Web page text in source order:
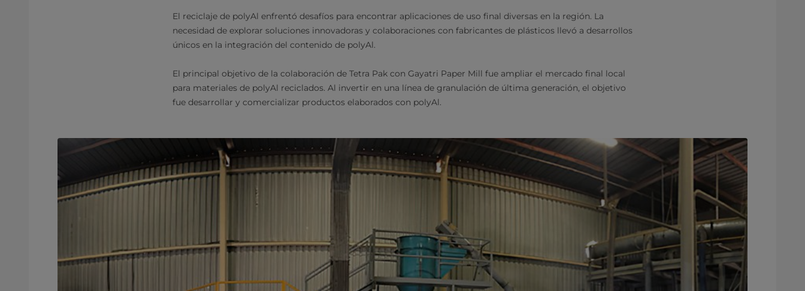
El reciclaje de polyAl enfrentó desafíos para encontrar aplicaciones de uso final diversas en la región. La
necesidad de explorar soluciones innovadoras y colaboraciones con fabricantes de plásticos llevó a desarrollos
únicos en la integración del contenido de polyAl.
El principal objetivo de la colaboración de Tetra Pak con Gayatri Paper Mill fue ampliar el mercado final local
para materiales de polyAl reciclados. Al invertir en una línea de granulación de última generación, el objetivo
fue desarrollar y comercializar productos elaborados con polyAl.